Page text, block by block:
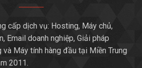
cấp dịch vụ: Hosting, Máy chủ,
Email doanh nghiệp, Giải pháp
và Máy tính hàng đầu tại Miền Trung
2011.